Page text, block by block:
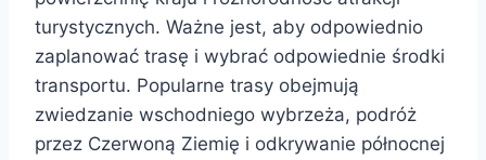
turystycznych. Ważne jest, aby odpowiednio
zaplanować trasę i wybrać odpowiednie środki
transportu. Popularne trasy obejmują
zwiedzanie wschodniego wybrzeża, podróż
przez Czerwoną Ziemię i odkrywanie północnej